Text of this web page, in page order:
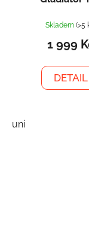
Skladem(>5
1 999
DETAIL
uni